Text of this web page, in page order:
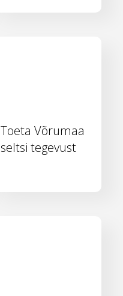
Toeta Võrumaa
seltsi tegevust